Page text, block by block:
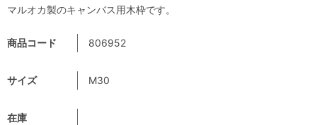
商品コード 806952
サイズ M30
在庫
マルオカ製のキャンバス用木枠です。